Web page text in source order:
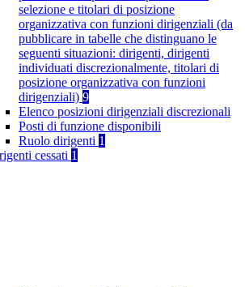
selezione e titolari di posizione
organizzativa con funzioni dirigenziali (da
pubblicare in tabelle che distinguano le
seguenti situazioni: dirigenti, dirigenti
individuati discrezionalmente, titolari di
posizione organizzativa con funzioni
dirigenziali) 9
Elenco posizioni dirigenziali discrezionali
Posti di funzione disponibili
Ruolo dirigenti 1
cessati 1